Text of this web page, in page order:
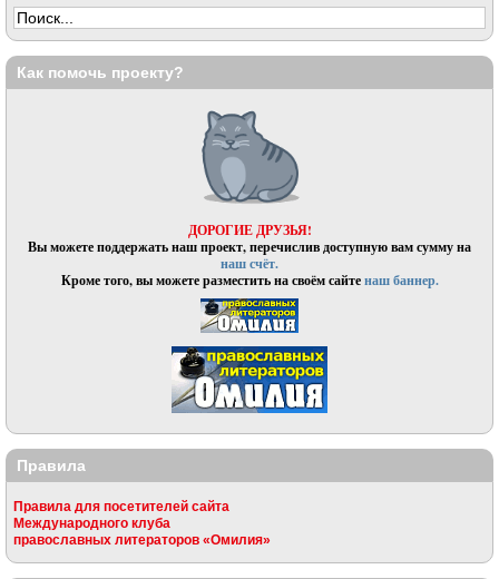
Как помочь проекту?
ДОРОГИЕ ДРУЗЬЯ!
Вы можете поддержать наш проект, перечислив доступную вам сумму на
наш счёт.
Кроме того, вы можете разместить на своём сайтенаш баннер.
Правила
Правила для посетителей сайта
Международного клуба
православных литераторов «Омилия»